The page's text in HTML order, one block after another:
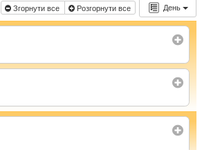
День
Згорнути все Розгорнути все